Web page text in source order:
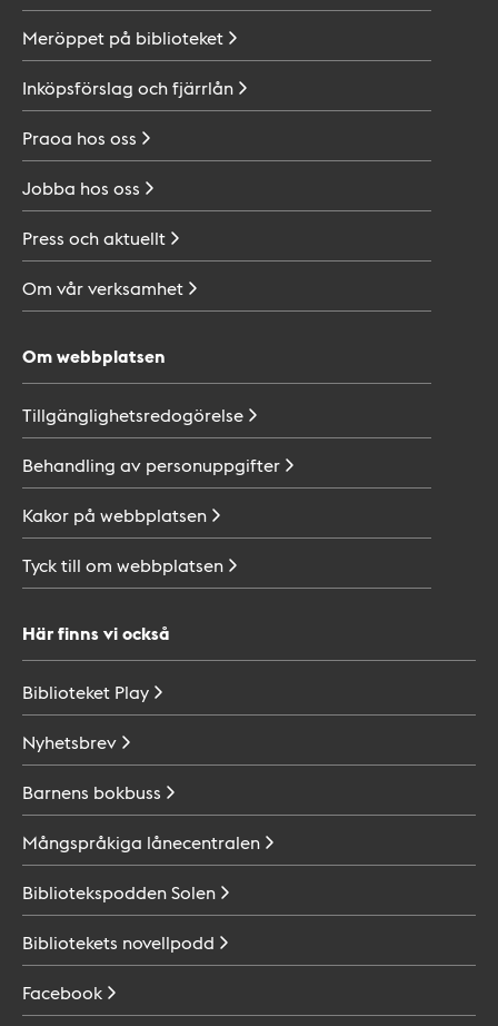
Meröppet på biblioteket
Inköpsförslag ochfjärrlån
Praoa hos oss
Jobba hos oss
Press ochaktuellt
Om vårverksamhet
Om webbplatsen
Tillgänglighetsredogörelse
Behandling av personuppgifter
Kakor på webbplatsen
Tyck till om webbplatsen
Här finns vi också
Biblioteket Play
Nyhetsbrev
Barnens bokbuss
Mångspråkiga lånecentralen
BibliotekspoddenSolen
Bibliotekets novellpodd
Facebook